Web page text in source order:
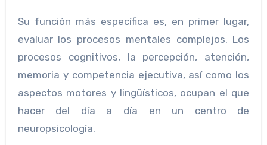
Su función más específica es, en primer lugar,
evaluar los procesos mentales complejos. Los
procesos cognitivos, la percepción, atención,
memoria y competencia ejecutiva, así como los
aspectos motores y lingüísticos, ocupan el que
hacer del día a día en un centro de
neuropsicología.